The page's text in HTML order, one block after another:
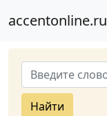
accentonline.ru
Найти